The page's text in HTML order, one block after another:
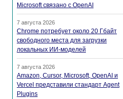
Microsoft связано с OpenAI
7 августа 2026
Chrome потребует около 20 Гбайт
свободного места для загрузки
локальных ИИ-моделей
7 августа 2026
Amazon, Cursor, Microsoft, OpenAI и
Vercel представили стандарт Agent
Plugins